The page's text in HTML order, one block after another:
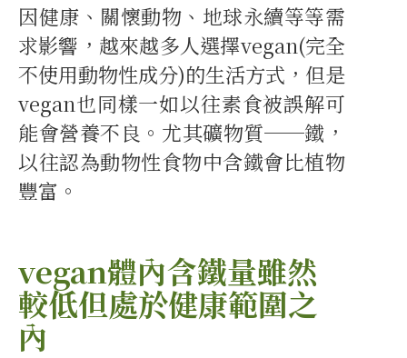
因健康、關懷動物、地球永續等等需
求影響，越來越多人選擇vegan(完全
不使用動物性成分)的生活方式，但是
vegan也同樣一如以往素食被誤解可
能會營養不良。尤其礦物質──鐵，
以往認為動物性食物中含鐵會比植物
豐富。
vegan體內含鐵量雖然
較低但處於健康範圍之
內